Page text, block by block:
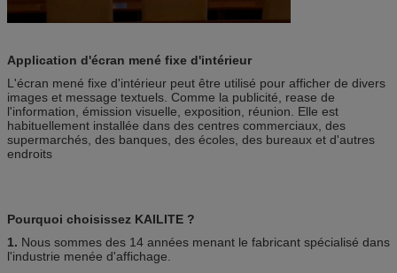
Application d'écran mené fixe d'intérieur
L'écran mené fixe d'intérieur peut être utilisé pour afficher de divers
images et message textuels. Comme la publicité, rease de
l'information, émission visuelle, exposition, réunion. Elle est
habituellement installée dans des centres commerciaux, des
supermarchés, des banques, des écoles, des bureaux et d'autres
endroits
Pourquoi choisissez KAILITE ?
1. Nous sommes des 14 années menant le fabricant spécialisé dans
l'industrie menée d'affichage.